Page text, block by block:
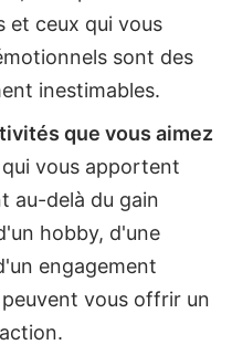
et ceux qui vous
sont des
inestimables.
que vous aimez
vous apportent
au-delà du gain
hobby, d'une
engagement
vous offrir un